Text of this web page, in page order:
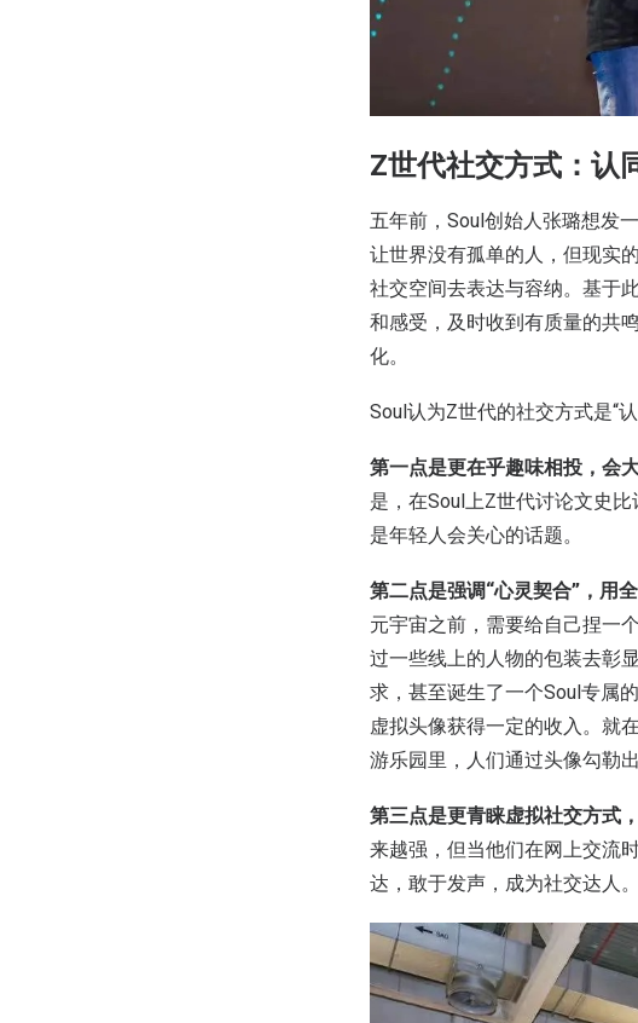
Z世代社交方式：认
五年前，Soul创始人张璐想发
让世界没有孤单的人，但现实
社交空间去表达与容纳。基于
和感受，及时收到有质量的共
化。
Soul认为Z世代的社交方式是“
第一点是更在乎趣味相投，会
是，在Soul上Z世代讨论文史
是年轻人会关心的话题。
第二点是强调“心灵契合”，用
元宇宙之前，需要给自己捏一
过一些线上的人物的包装去彰
求，甚至诞生了一个Soul专属
虚拟头像获得一定的收入。就
游乐园里，人们通过头像勾勒
第三点是更青睐虚拟社交方式
来越强，但当他们在网上交流
达，敢于发声，成为社交达人